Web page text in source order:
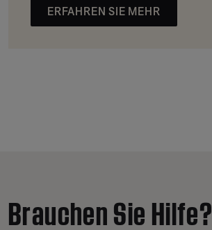
ERFAHREN SIE MEHR
Brauchen Sie Hilfe?